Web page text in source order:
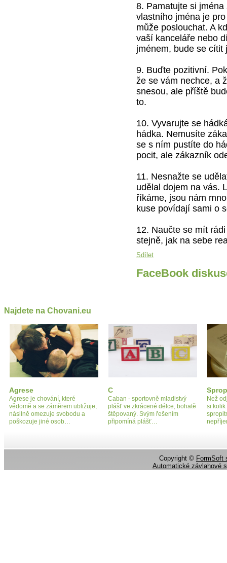
8. Pamatujte si
vlastního jména je
může poslouchat. A
vaší kanceláře nebo
jménem, bude se cítit
9. Buďte pozitivní.
že se vám nechce, a
snesou, ale příště
to.
10. Vyvarujte se
hádka. Nemusíte
se s ním pustíte do
pocit, ale zákazník
11. Nesnažte se
udělal dojem na vás.
říkáme, jsou nám
kuse povídají sami o
12. Naučte se mít
stejně, jak na sebe
Sdílet
FaceBook
Najdete na Chovani.eu
Agrese
Agrese je chování, které
vědomě a se záměrem ubližuje,
násilně omezuje svobodu a
poškozuje jiné osob…
C
Caban - sportovně mladistvý
plášť ve zkrácené délce, bohatě
štěpovaný. Svým řešením
připomíná plášť…
Než
si kolik
Copyright © FormSoft
Automatické závlahové